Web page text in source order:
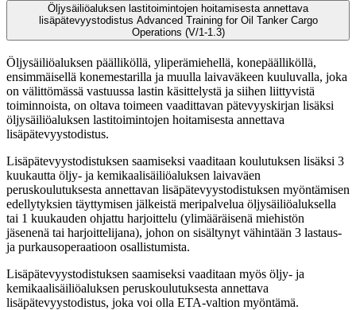
Öljysäiliöaluksen lastitoimintojen hoitamisesta annettava
lisäpätevyystodistus Advanced Training for Oil Tanker Cargo
Operations (V/1-1.3)
Öljysäiliöaluksen päälliköllä, yliperämiehellä, konepäälliköllä,
ensimmäisellä konemestarilla ja muulla laivaväkeen kuuluvalla, joka
on välittömässä vastuussa lastin käsittelystä ja siihen liittyvistä
toiminnoista, on oltava toimeen vaadittavan pätevyyskirjan lisäksi
öljysäiliöaluksen lastitoimintojen hoitamisesta annettava
lisäpätevyystodistus.
Lisäpätevyystodistuksen saamiseksi vaaditaan koulutuksen lisäksi 3
kuukautta öljy- ja kemikaalisäiliöaluksen laivaväen
peruskoulutuksesta annettavan lisäpätevyystodistuksen myöntämisen
edellytyksien täyttymisen jälkeistä meripalvelua öljysäiliöaluksella
tai 1 kuukauden ohjattu harjoittelu (ylimääräisenä miehistön
jäsenenä tai harjoittelijana), johon on sisältynyt vähintään 3 lastaus-
ja purkausoperaatioon osallistumista.
Lisäpätevyystodistuksen saamiseksi vaaditaan myös öljy- ja
kemikaalisäiliöaluksen peruskoulutuksesta annettava
lisäpätevyystodistus, joka voi olla ETA-valtion myöntämä.